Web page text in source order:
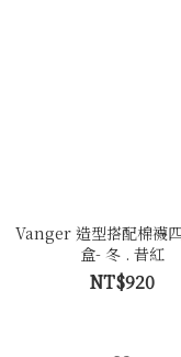
Vanger 造型搭配棉襪
盒- 冬 . 昔紅
NT$920